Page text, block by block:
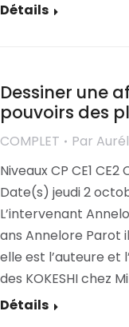
Détails
Dessiner une
pouvoirs des
COMPLET Par
Niveaux CP CE1
Date(s) jeudi 2
L’intervenant
ans Annelore Parot
elle est l’auteure
des KOKESHI chez
Détails